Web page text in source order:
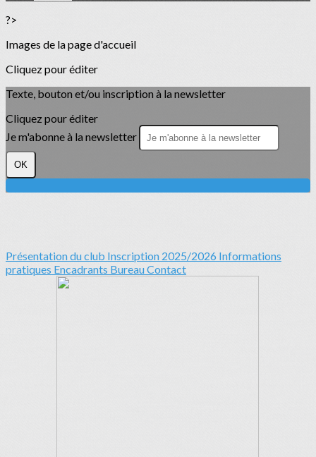
?>
Images de la page d'accueil
Cliquez pour éditer
Texte, bouton et/ou inscription à la newsletter
Cliquez pour éditer
Je m'abonne à la newsletter
OK
Présentation du club Inscription 2025/2026 Informations
pratiques Encadrants BureauContact